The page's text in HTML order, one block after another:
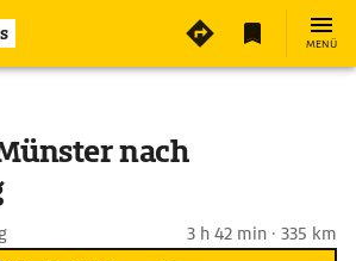
MENÜ
nach
3 h 42 min · 335 km